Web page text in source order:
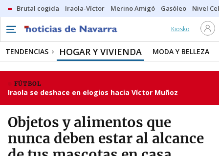
Brutal cogida Iraola-Víctor Merino Amigó Gasóleo Nivel
Kiosko
TENDENCIAS HOGAR Y VIVIENDA MODA Y BELLEZA
FÚTBOL
Iraola se deshace en elogios hacia Víctor Muñoz
Objetos y alimentos que
nunca deben estar al alcance